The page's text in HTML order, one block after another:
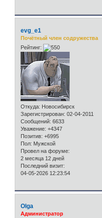
evg_e1
Почётный член содружества
Рейтинг:
Откуда: Новосибирск
Зарегистрирован: 02-04-2011
Сообщений: 6633
Уважение: +4347
Позитив: +6995
Пол: Мужской
Провел на форуме:
2 месяца 12 дней
Последний визит:
04-05-2026 12:23:54
Olga
Администратор